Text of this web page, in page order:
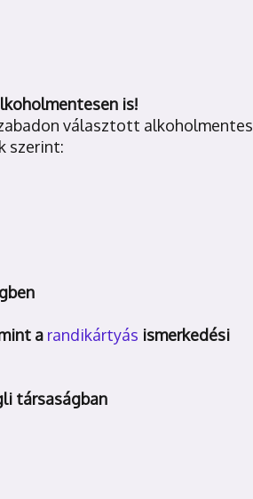
is!
választott alkoholmentes
szerint:
a randikártyás ismerkedési
társaságban